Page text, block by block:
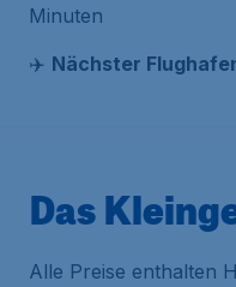
Minuten
✈️ Nächster
Das
Alle Preise enthalten